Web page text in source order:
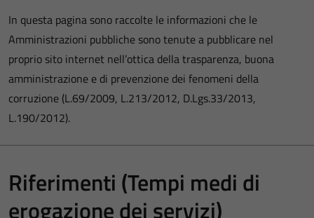
In questa pagina sono raccolte le informazioni che le
Amministrazioni pubbliche sono tenute a pubblicare nel
proprio sito internet nell’ottica della trasparenza, buona
amministrazione e di prevenzione dei fenomeni della
corruzione (L.69/2009, L.213/2012, D.Lgs.33/2013,
L.190/2012).
Riferimenti (Tempi medi di
erogazione dei servizi)